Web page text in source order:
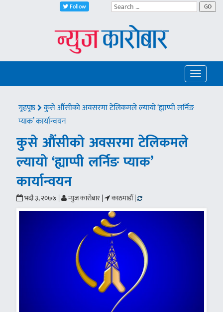
Follow GO
Toggle
गृहपृष्ठ
कुसे औंसीको अवसरमा टेलिकमले ल्यायो ‘ह्याप्पी लर्निङ
प्याक’ कार्यान्वयन
कुसे औंसीको अवसरमा टेलिकमले
ल्यायो ‘ह्याप्पी लर्निङ प्याक’
कार्यान्वयन
भदौ ३, २०७७ | न्युज कारोबार | काठमाडौं |